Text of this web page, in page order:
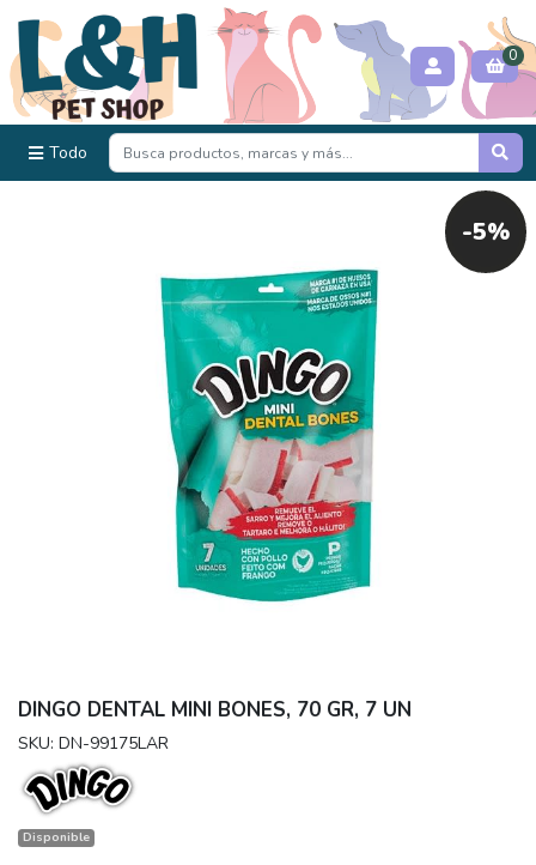
Todo
0
-5%
DINGO DENTAL MINI BONES, 70 GR, 7 UN
SKU: DN-99175LAR
Disponible